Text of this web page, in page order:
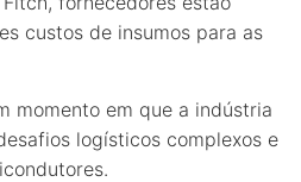
custos de insumos para as
momento em que a indústria
logísticos complexos e